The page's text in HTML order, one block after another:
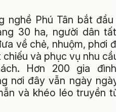
nghề Phú Tân bắt đầu
30 ha, người dân
về chẻ, nhuộm, phơi
và phục vụ nhu
Hơn 200 gia
nơi đây vẫn ngày
và khéo léo truyền